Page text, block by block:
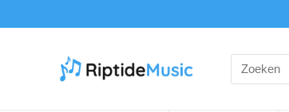
Search
for: